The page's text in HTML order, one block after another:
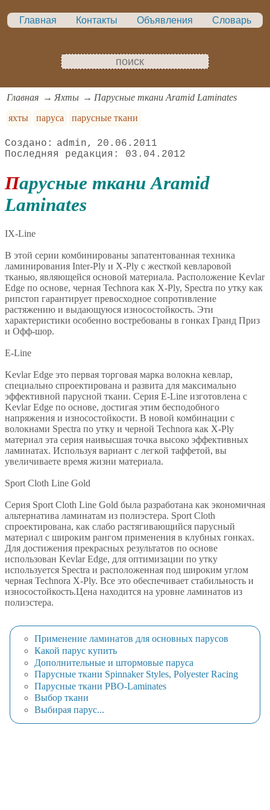
Главная Контакты Объявления Словарь
Главная Яхты
Парусные ткани Aramid Laminates
яхты
паруса парусные ткани
admin
20.06.2011
03.04.2012
Парусные ткани Aramid
Laminates
IX-Line
В этой серии комбинированы запатентованная техника
ламинирования Inter-Ply и X-Ply с жесткой кевларовой
тканью, являющейся основой материала. Расположение Kevlar
Edge по основе, черная Technora как X-Ply, Spectra по утку как
рипстоп гарантирует превосходное сопротивление
растяжению и выдающуюся износостойкость. Эти
характеристики особенно востребованы в гонках Гранд Приз
и Офф-шор.
E-Line
Kevlar Edge это первая торговая марка волокна кевлар,
специально спроектирована и развита для максимально
эффективной парусной ткани. Серия E-Line изготовлена с
Kevlar Edge по основе, достигая этим бесподобного
напряжения и износостойкости. В новой комбинации с
волокнами Spectra по утку и черной Technora как X-Ply
материал эта серия наивысшая точка высоко эффективных
ламинатах. Используя вариант с легкой таффетой, вы
увеличиваете время жизни материала.
Sport Cloth Line Gold
Серия Sport Cloth Line Gold была разработана как экономичная
альтернатива ламинатам из полиэстера. Sport Cloth
спроектирована, как слабо растягивающийся парусный
материал с широким рангом применения в клубных гонках.
Для достижения прекрасных результатов по основе
использован Kevlar Edge, для оптимизации по утку
используется Spectra и расположенная под широким углом
черная Technora X-Ply. Все это обеспечивает стабильность и
износостойкость.Цена находится на уровне ламинатов из
полиэстера.
Применение ламинатов для основных парусов
Какой парус купить
Дополнительные и штормовые паруса
Парусные ткани Spinnaker Styles, Polyester Racing
Парусные ткани PBO-Laminates
Выбор ткани
Выбирая парус...